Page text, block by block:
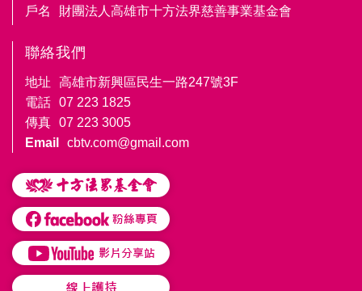
戶名
財團法人高雄市十方法界慈善事業基金會
聯絡我們
地址
高雄市新興區民生一路247號3F
電話 07 223 1825
傳真 07 223 3005
Email
cbtv.com@gmail.com